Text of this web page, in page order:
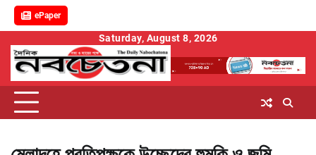
ePaper
content
Saturday, August 8, 2026